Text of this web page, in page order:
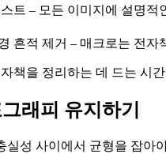
트 – 모든 이미지에 설명적
흔적 제거 – 매크로는 전자
책을 정리하는 데 드는 시
래피 유지하기
실성 사이에서 균형을 잡아